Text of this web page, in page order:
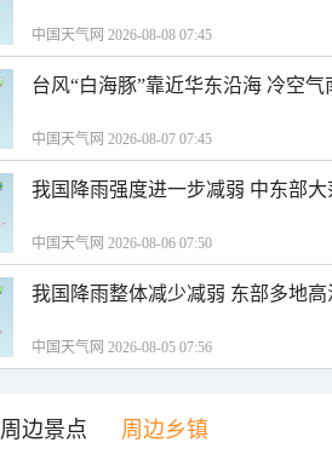
中国天气网 2026-08-08 07:45
台风“白海豚”靠近华东沿海 冷空
中国天气网 2026-08-07 07:45
我国降雨强度进一步减弱 中东部
中国天气网 2026-08-06 07:50
我国降雨整体减少减弱 东部多地
中国天气网 2026-08-05 07:56
周边景点 周边乡镇